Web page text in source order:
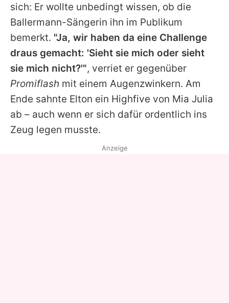
sich: Er wollte unbedingt wissen, ob die
Ballermann-Sängerin ihn im Publikum
bemerkt. "Ja, wir haben da eine Challenge
draus gemacht: 'Sieht sie mich oder sieht
sie mich nicht?'", verriet er gegenüber
Promiflash mit einem Augenzwinkern. Am
Ende sahnte Elton ein Highfive von Mia Julia
ab – auch wenn er sich dafür ordentlich ins
Zeug legen musste.
Anzeige